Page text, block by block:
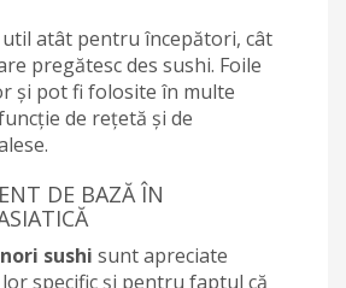
atât pentru începători, cât
pregătesc des sushi. Foile
și pot fi folosite în multe
de rețetă și de
DE BAZĂ ÎN
sushi sunt apreciate
specific și pentru faptul că